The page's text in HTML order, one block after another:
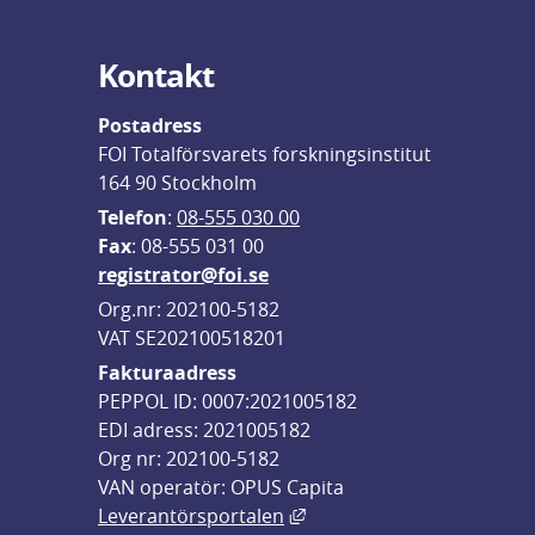
Kontakt
Postadress
FOI Totalförsvarets forskningsinstitut
164 90 Stockholm
Telefon: 08-555 030 00
Fax: 08-555 031 00
registrator@foi.se
Org.nr: 202100-5182
VAT SE202100518201
Fakturaadress
PEPPOL ID: 0007:2021005182
EDI adress: 2021005182
Org nr: 202100-5182
VAN operatör: OPUS Capita
Leverantörsportalen
Länk till annan